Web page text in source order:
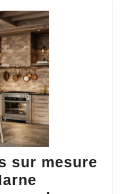
sur mesure